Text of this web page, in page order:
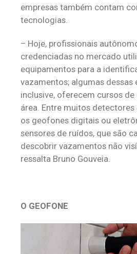
empresas também contam
tecnologias.
– Hoje, profissionais
credenciadas no mercado
equipamentos para a
vazamentos; algumas dessas
inclusive, oferecem cursos
área. Entre muitos
os geofones digitais ou
sensores de ruídos, que são
descobrir vazamentos não
ressalta Bruno Gouveia.
O GEOFONE